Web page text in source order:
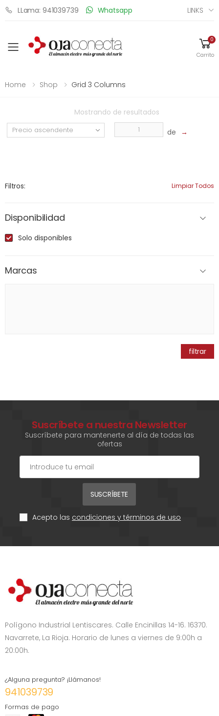
LLama: 941039739 Whatsapp LINKS
Toggle mobile menu
0
Carrito
Home Shop Grid 3 Columns
Mostrando de resultados
de →
Filtros: Limpiar Todos
Disponibilidad
Solo disponibles
Marcas
filtrar
Suscríbete a nuestra Newsletter
Suscríbete para mantenerte al día de todas las
ofertas
SUSCRÍBETE
Acepto las condiciones y términos de uso
Polígono Industrial Lentiscares. Calle Encinillas 14-16. 16370.
Navarrete, La Rioja. Horario de lunes a viernes de 9:00h a
20:00h.
¿Alguna pregunta? ¡Llámanos!
941039739
Formas de pago